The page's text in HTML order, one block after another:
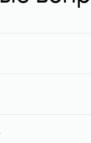
Для доменов,